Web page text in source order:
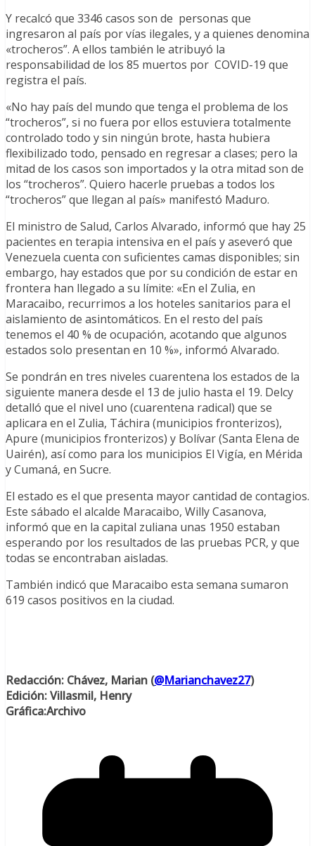
Y recalcó que 3346 casos son de personas que
ingresaron al país por vías ilegales, y a quienes denomina
«trocheros”. A ellos también le atribuyó la
responsabilidad de los 85 muertos por COVID-19 que
registra el país.
«No hay país del mundo que tenga el problema de los
“trocheros”, si no fuera por ellos estuviera totalmente
controlado todo y sin ningún brote, hasta hubiera
flexibilizado todo, pensado en regresar a clases; pero la
mitad de los casos son importados y la otra mitad son de
los “trocheros”. Quiero hacerle pruebas a todos los
“trocheros” que llegan al país» manifestó Maduro.
El ministro de Salud, Carlos Alvarado, informó que hay 25
pacientes en terapia intensiva en el país y aseveró que
Venezuela cuenta con suficientes camas disponibles; sin
embargo, hay estados que por su condición de estar en
frontera han llegado a su límite: «En el Zulia, en
Maracaibo, recurrimos a los hoteles sanitarios para el
aislamiento de asintomáticos. En el resto del país
tenemos el 40 % de ocupación, acotando que algunos
estados solo presentan en 10 %», informó Alvarado.
Se pondrán en tres niveles cuarentena los estados de la
siguiente manera desde el 13 de julio hasta el 19. Delcy
detalló que el nivel uno (cuarentena radical) que se
aplicara en el Zulia, Táchira (municipios fronterizos),
Apure (municipios fronterizos) y Bolívar (Santa Elena de
Uairén), así como para los municipios El Vigía, en Mérida
y Cumaná, en Sucre.
El estado es el que presenta mayor cantidad de contagios.
Este sábado el alcalde Maracaibo, Willy Casanova,
informó que en la capital zuliana unas 1950 estaban
esperando por los resultados de las pruebas PCR, y que
todas se encontraban aisladas.
También indicó que Maracaibo esta semana sumaron
619 casos positivos en la ciudad.
Redacción: Chávez, Marian (@Marianchavez27)
Edición: Villasmil, Henry
Gráfica:Archivo